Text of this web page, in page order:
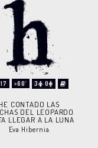
>60' 3 0
CONTADO LAS
DEL LEOPARDO
LLEGAR A LA LUNA
Eva Hibernia